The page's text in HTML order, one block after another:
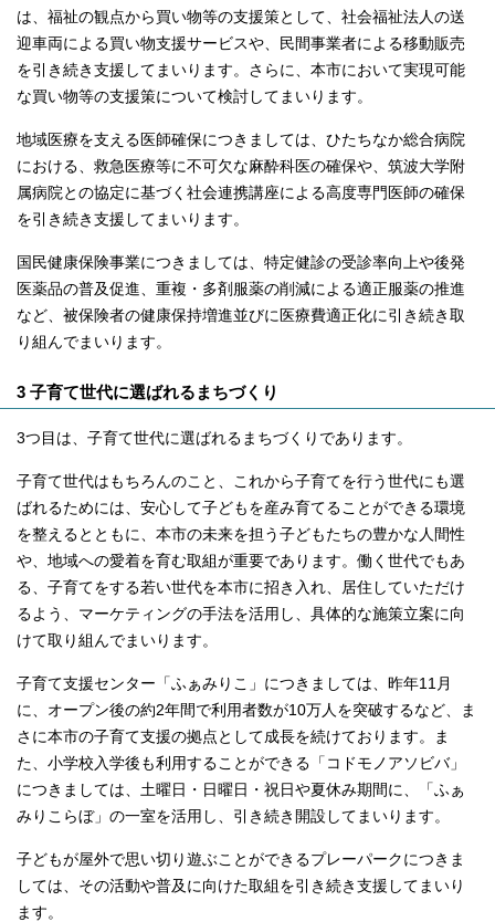
は、福祉の観点から買い物等の支援策として、社会福祉法人の送
迎車両による買い物支援サービスや、民間事業者による移動販売
を引き続き支援してまいります。さらに、本市において実現可能
な買い物等の支援策について検討してまいります。
地域医療を支える医師確保につきましては、ひたちなか総合病院
における、救急医療等に不可欠な麻酔科医の確保や、筑波大学附
属病院との協定に基づく社会連携講座による高度専門医師の確保
を引き続き支援してまいります。
国民健康保険事業につきましては、特定健診の受診率向上や後発
医薬品の普及促進、重複・多剤服薬の削減による適正服薬の推進
など、被保険者の健康保持増進並びに医療費適正化に引き続き取
り組んでまいります。
3 子育て世代に選ばれるまちづくり
3つ目は、子育て世代に選ばれるまちづくりであります。
子育て世代はもちろんのこと、これから子育てを行う世代にも選
ばれるためには、安心して子どもを産み育てることができる環境
を整えるとともに、本市の未来を担う子どもたちの豊かな人間性
や、地域への愛着を育む取組が重要であります。働く世代でもあ
る、子育てをする若い世代を本市に招き入れ、居住していただけ
るよう、マーケティングの手法を活用し、具体的な施策立案に向
けて取り組んでまいります。
子育て支援センター「ふぁみりこ」につきましては、昨年11月
に、オープン後の約2年間で利用者数が10万人を突破するなど、ま
さに本市の子育て支援の拠点として成長を続けております。ま
た、小学校入学後も利用することができる「コドモノアソビバ」
につきましては、土曜日・日曜日・祝日や夏休み期間に、「ふぁ
みりこらぼ」の一室を活用し、引き続き開設してまいります。
子どもが屋外で思い切り遊ぶことができるプレーパークにつきま
しては、その活動や普及に向けた取組を引き続き支援してまいり
ます。